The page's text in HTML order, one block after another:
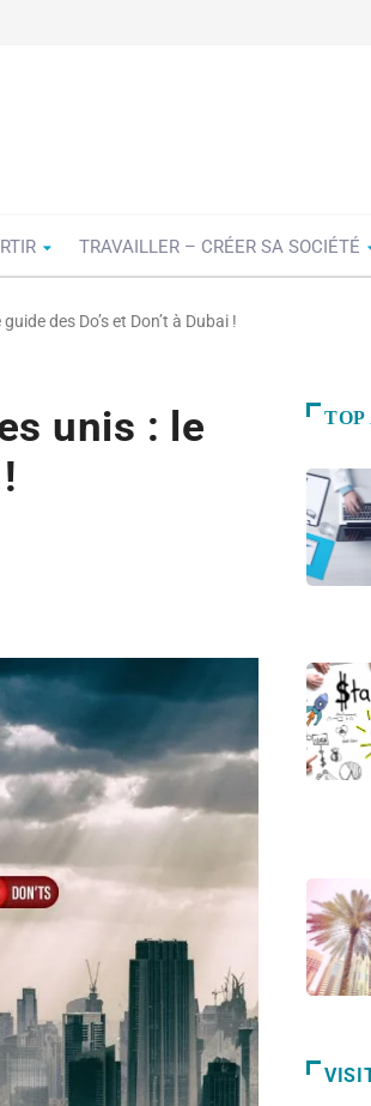
TRAVAILLER – CRÉER SA SOCIÉTÉ
des Do’s et Don’t à Dubai !
unis : le
TOP